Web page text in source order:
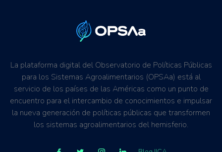
La plataforma digital del Observatorio de Políticas Públicas
para los Sistemas Agroalimentarios (OPSAa) está al
servicio de los países de las Américas como un punto de
encuentro para el intercambio de conocimientos e impulsar
la nueva generación de políticas públicas que transformen
los sistemas agroalimentarios del hemisferio.